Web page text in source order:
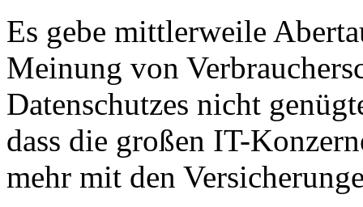
Es gebe mittlerweile
Meinung von
Datenschutzes nicht
dass die großen IT-
mehr mit den